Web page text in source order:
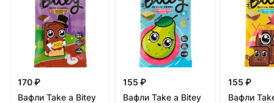
170 ₽
Вафли Take a Bitey
155 ₽
Вафли Take a Bitey
155 ₽
Вафли